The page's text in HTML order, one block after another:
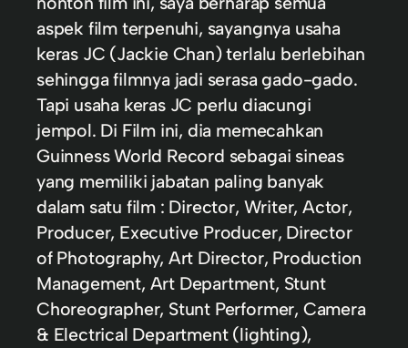
aspek film terpenuhi, sayangnya usaha
keras JC (Jackie Chan) terlalu berlebihan
sehingga filmnya jadi serasa gado-gado.
Tapi usaha keras JC perlu diacungi
jempol. Di Film ini, dia memecahkan
Guinness World Record sebagai sineas
yang memiliki jabatan paling banyak
dalam satu film : Director, Writer, Actor,
Producer, Executive Producer, Director
of Photography, Art Director, Production
Management, Art Department, Stunt
Choreographer, Stunt Performer, Camera
& Electrical Department (lighting),